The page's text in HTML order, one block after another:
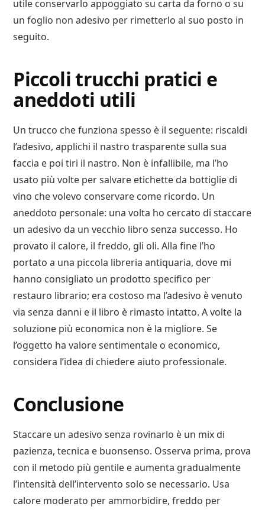
utile conservarlo appoggiato su carta da forno o su
un foglio non adesivo per rimetterlo al suo posto in
seguito.
Piccoli trucchi pratici e
aneddoti utili
Un trucco che funziona spesso è il seguente: riscaldi
l’adesivo, applichi il nastro trasparente sulla sua
faccia e poi tiri il nastro. Non è infallibile, ma l’ho
usato più volte per salvare etichette da bottiglie di
vino che volevo conservare come ricordo. Un
aneddoto personale: una volta ho cercato di staccare
un adesivo da un vecchio libro senza successo. Ho
provato il calore, il freddo, gli oli. Alla fine l’ho
portato a una piccola libreria antiquaria, dove mi
hanno consigliato un prodotto specifico per
restauro librario; era costoso ma l’adesivo è venuto
via senza danni e il libro è rimasto intatto. A volte la
soluzione più economica non è la migliore. Se
l’oggetto ha valore sentimentale o economico,
considera l’idea di chiedere aiuto professionale.
Conclusione
Staccare un adesivo senza rovinarlo è un mix di
pazienza, tecnica e buonsenso. Osserva prima, prova
con il metodo più gentile e aumenta gradualmente
l’intensità dell’intervento solo se necessario. Usa
calore moderato per ammorbidire, freddo per